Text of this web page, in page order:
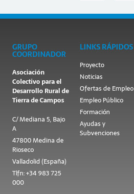
GRUPO
COORDINADOR
Asociación
Colectivo para el
Desarrollo Rural de
Tierra de Campos
C/ Mediana 5, Bajo
A
47800 Medina de
Rioseco
Valladolid (España)
Tlfn: +34 983 725
000
LINKS RÁPIDOS
Proyecto
Noticias
Ofertas de Empleo
Empleo Público
Formación
Ayudas y
Subvenciones